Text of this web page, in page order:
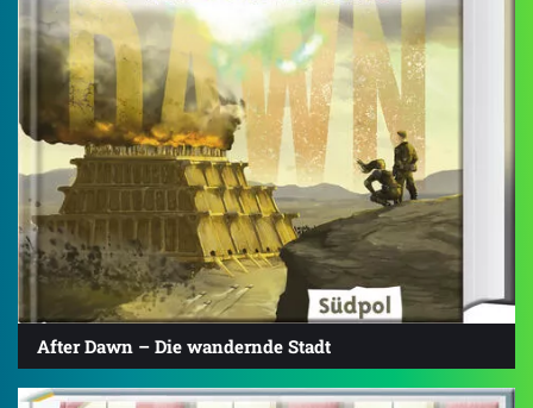
After Dawn – Die wandernde Stadt